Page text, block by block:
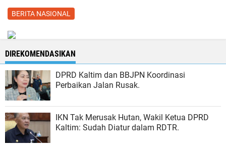
BERITA NASIONAL
DIREKOMENDASIKAN
DPRD Kaltim dan BBJPN Koordinasi
Perbaikan Jalan Rusak.
IKN Tak Merusak Hutan, Wakil Ketua DPRD
Kaltim: Sudah Diatur dalam RDTR.